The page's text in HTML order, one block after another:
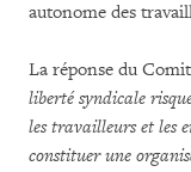
autonome des
La réponse du
liberté syndicale
les travailleurs et les
constituer une